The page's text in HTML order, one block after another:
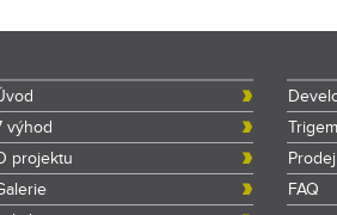
výhod
projektu
FAQ